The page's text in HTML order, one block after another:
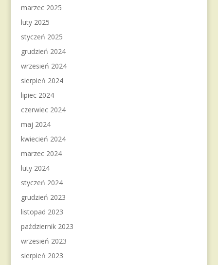
marzec 2025
luty 2025
styczeń 2025
grudzień 2024
wrzesień 2024
sierpień 2024
lipiec 2024
czerwiec 2024
maj 2024
kwiecień 2024
marzec 2024
luty 2024
styczeń 2024
grudzień 2023
listopad 2023
październik 2023
wrzesień 2023
sierpień 2023